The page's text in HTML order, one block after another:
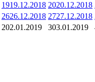
1919.12.2018 2020.12.2018
2626.12.2018 2727.12.2018
202.01.2019 303.01.2019